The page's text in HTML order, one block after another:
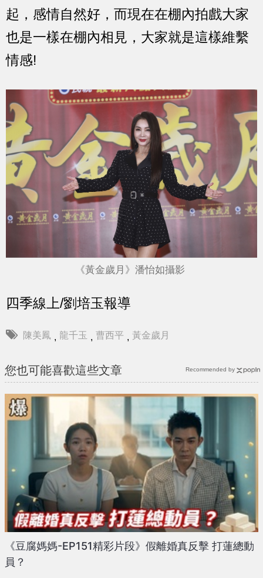
起，感情自然好，而現在在棚內拍戲大家
也是一樣在棚內相見，大家就是這樣維繫
情感!
《黃金歲月》潘怡如攝影
四季線上/劉培玉報導
陳美鳳 , 龍千玉 , 曹西平 , 黃金歲月
您也可能喜歡這些文章
《豆腐媽媽-EP151精彩片段》假離婚真反擊 打蓮總動
員？
Recommended by